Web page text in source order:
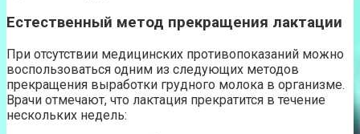
Естественный метод прекращения лактации
При отсутствии медицинских противопоказаний можно
воспользоваться одним из следующих методов
прекращения выработки грудного молока в организме.
Врачи отмечают, что лактация прекратится в течение
нескольких недель: